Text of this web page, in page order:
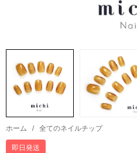
ホーム / 全てのネイルチップ
即日発送